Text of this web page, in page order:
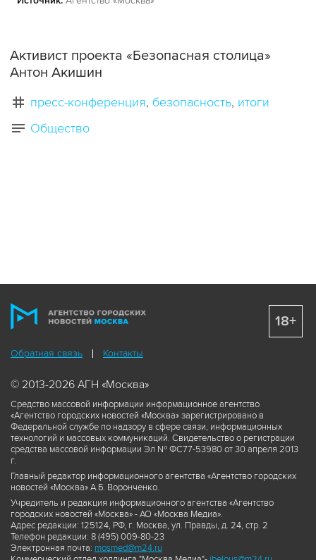
Активист проекта «Безопасная столица»
Антон Акишин
пресс-конференция безопасность итоги
Общество
Обратная связь Контакты
© 2013-2026 АГН «Москва»
Средство массовой информации информационное агентство
«Агентство городских новостей «Москва» зарегистрировано в
Федеральной службе по надзору в сфере связи, информационных
технологий и массовых коммуникаций. Свидетельство о регистрации
средства массовой информации Эл № ФС77-53980 от 30 апреля 2013
г.
Главный редактор информационного агентства «Агентство городских
новостей «Москва» А.Б. Воронченко.
Учредитель и редакция информационного агентства «Агентство
городских новостей «Москва» - АО «Москва Медиа».
Адрес редакции: 125124, РФ, г. Москва, ул. Правды, д. 24, стр. 2
Телефон редакции: 8 (495) 009-80-23
Электронная почта: mosmed@m24.ru
18+